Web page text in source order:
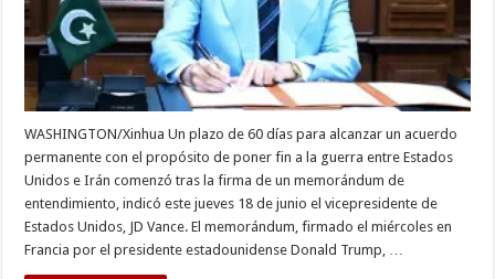
Irán,
dice
Vance
WASHINGTON/Xinhua Un plazo de 60 días para alcanzar un acuerdo
permanente con el propósito de poner fin a la guerra entre Estados
Unidos e Irán comenzó tras la firma de un memorándum de
entendimiento, indicó este jueves 18 de junio el vicepresidente de
Estados Unidos, JD Vance. El memorándum, firmado el miércoles en
Francia por el presidente estadounidense Donald Trump, …